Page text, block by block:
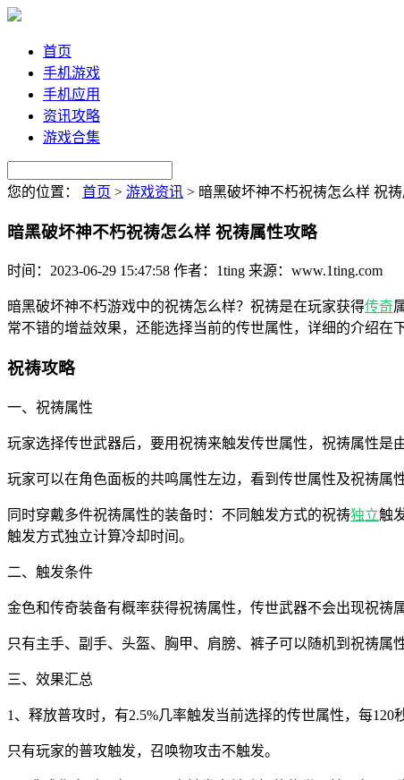
首页
手机游戏
手机应用
资讯攻略
游戏合集
您的位置： 首页 > 游戏资讯 > 暗黑破坏神不朽祝祷怎么样 祝
暗黑破坏神不朽祝祷怎么样 祝祷属性攻略
时间：2023-06-29 15:47:58 作者：1ting 来源：www.1ting.com
暗黑破坏神不朽游戏中的祝祷怎么样？祝祷是在玩家获得传奇
常不错的增益效果，还能选择当前的传世属性，详细的介绍在
祝祷攻略
一、祝祷属性
玩家选择传世武器后，要用祝祷来触发传世属性，祝祷属性是
玩家可以在角色面板的共鸣属性左边，看到传世属性及祝祷属性
同时穿戴多件祝祷属性的装备时：不同触发方式的祝祷独立触
触发方式独立计算冷却时间。
二、触发条件
金色和传奇装备有概率获得祝祷属性，传世武器不会出现祝祷属
只有主手、副手、头盔、胸甲、肩膀、裤子可以随机到祝祷属性
三、效果汇总
1、释放普攻时，有2.5%几率触发当前选择的传世属性，每120
只有玩家的普攻触发，召唤物攻击不触发。